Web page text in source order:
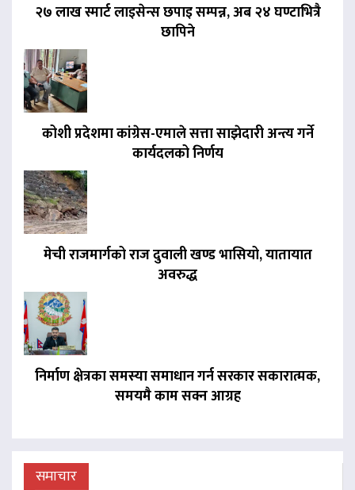
२७ लाख स्मार्ट लाइसेन्स छपाइ सम्पन्न, अब २४ घण्टाभित्रै
छापिने
कोशी प्रदेशमा कांग्रेस-एमाले सत्ता साझेदारी अन्त्य गर्ने
कार्यदलको निर्णय
मेची राजमार्गको राज दुवाली खण्ड भासियो, यातायात
अवरुद्ध
निर्माण क्षेत्रका समस्या समाधान गर्न सरकार सकारात्मक,
समयमै काम सक्न आग्रह
समाचार